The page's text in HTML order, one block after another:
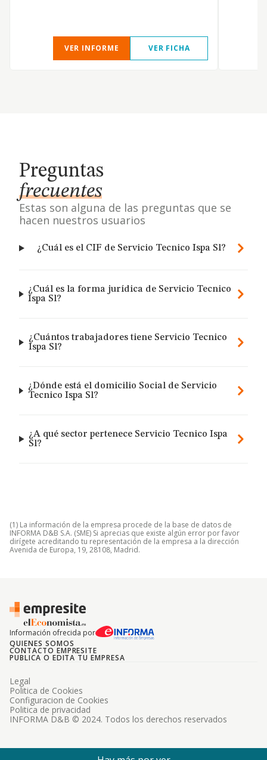
VER INFORME VER FICHA
Preguntas
frecuentes
Estas son alguna de las preguntas que se
hacen nuestros usuarios
¿Cuál es el CIF de Servicio Tecnico Ispa Sl?
¿Cuál es la forma jurídica de Servicio Tecnico
Ispa Sl?
¿Cuántos trabajadores tiene Servicio Tecnico
Ispa Sl?
¿Dónde está el domicilio Social de Servicio
Tecnico Ispa Sl?
¿A qué sector pertenece Servicio Tecnico Ispa
Sl?
(1) La información de la empresa procede de la base de datos de
INFORMA D&B S.A. (SME) Si aprecias que existe algún error por favor
dirígete acreditando tu representación de la empresa a la dirección
Avenida de Europa, 19, 28108, Madrid.
Información ofrecida por
QUIENES SOMOS
CONTACTO EMPRESITE
PUBLICA O EDITA TU EMPRESA
INFORMA D&B © 2024. Todos los derechos reservados
Legal
Politica de Cookies
Configuracion de Cookies
Politica de privacidad